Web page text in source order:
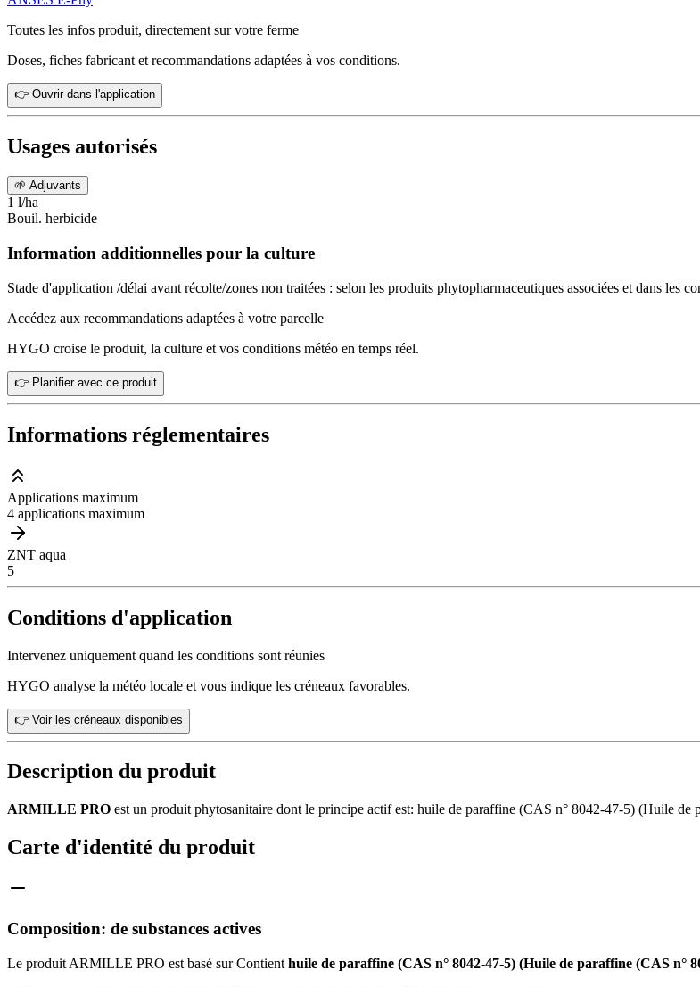
Toutes les infos produit, directement sur votre ferme
Doses, fiches fabricant et recommandations adaptées à vos conditions.
👉 Ouvrir dans l'application
Usages autorisés
🌱 Adjuvants
1 l/ha
Bouil. herbicide
Information additionnelles pour la culture
Stade d'application /délai avant récolte/zones non traitées : selon les produits phytopharmaceutiques associées et dans les
Accédez aux recommandations adaptées à votre parcelle
HYGO croise le produit, la culture et vos conditions météo en temps réel.
👉 Planifier avec ce produit
Informations réglementaires
Applications maximum
4 applications maximum
ZNT aqua
5
Conditions d'application
Intervenez uniquement quand les conditions sont réunies
HYGO analyse la météo locale et vous indique les créneaux favorables.
👉 Voir les créneaux disponibles
Description du produit
ARMILLE PRO est un produit phytosanitaire dont le principe actif est: huile de paraffine (CAS n° 8042-47-5) (Huile
Carte d'identité du produit
Composition: de substances actives
Le produit ARMILLE PRO est basé sur Contient huile de paraffine (CAS n° 8042-47-5) (Huile de paraffine (CAS n°